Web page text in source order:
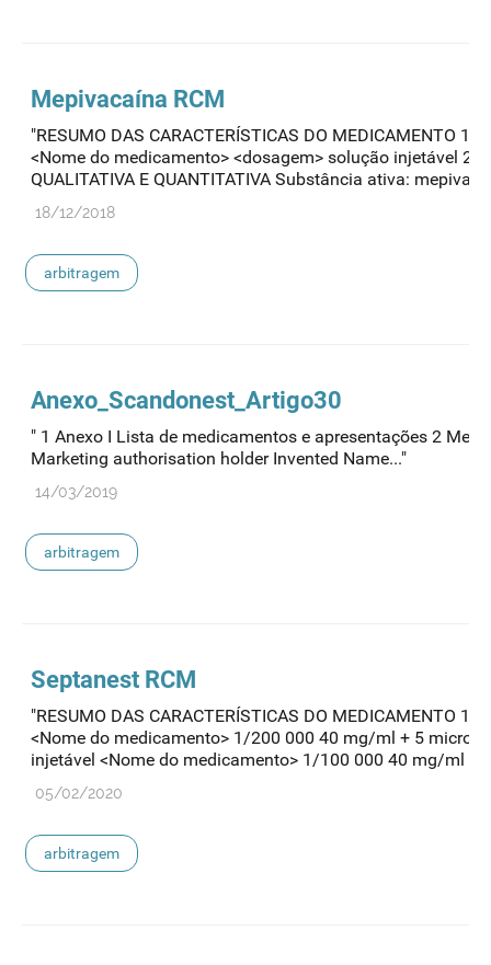
Mepivacaína RCM
"RESUMO DAS CARACTERÍSTICAS DO MEDICAMENTO 1.
<Nome do medicamento> <dosagem> solução injetável 2.
QUALITATIVA E QUANTITATIVA Substância ativa:
18/12/2018
arbitragem
Anexo_Scandonest_Artigo30
" 1 Anexo I Lista de medicamentos e apresentações 2
Marketing authorisation holder Invented Name..."
14/03/2019
arbitragem
Septanest RCM
"RESUMO DAS CARACTERÍSTICAS DO MEDICAMENTO 1.
<Nome do medicamento> 1/200 000 40 mg/ml + 5
injetável <Nome do medicamento> 1/100 000 40 mg/ml
05/02/2020
arbitragem